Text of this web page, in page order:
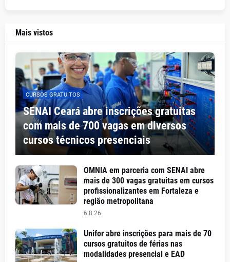
Mais vistos
CURSOS GRATUITOS
SENAI Ceará abre inscrições gratuitas
com mais de 700 vagas em diversos
cursos técnicos presenciais
OMNIA em parceria com SENAI abre
mais de 300 vagas gratuitas em cursos
profissionalizantes em Fortaleza e
região metropolitana
6.8.26
Unifor abre inscrições para mais de 70
cursos gratuitos de férias nas
modalidades presencial e EAD